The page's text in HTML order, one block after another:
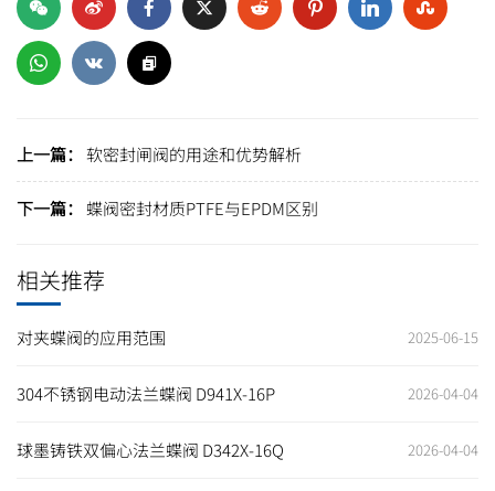
上一篇： 软密封闸阀的用途和优势解析
下一篇： 蝶阀密封材质PTFE与EPDM区别
相关推荐
对夹蝶阀的应用范围 2025-06-15
304不锈钢电动法兰蝶阀 D941X-16P 2026-04-04
球墨铸铁双偏心法兰蝶阀 D342X-16Q 2026-04-04